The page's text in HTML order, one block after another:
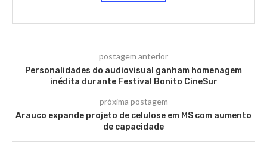
postagem anterior
Personalidades do audiovisual ganham homenagem
inédita durante Festival Bonito CineSur
próxima postagem
Arauco expande projeto de celulose em MS com aumento
de capacidade